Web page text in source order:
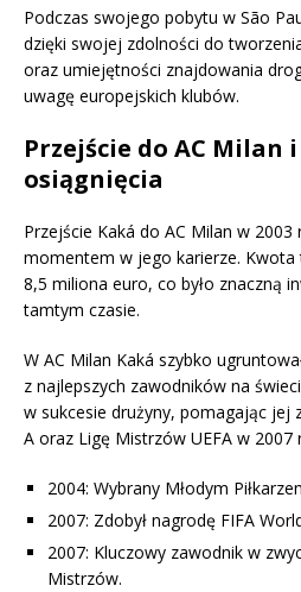
Podczas swojego pobytu w São
dzięki swojej zdolności do
oraz umiejętności znajdowania
uwagę europejskich klubów.
Przejście do AC Milan
osiągnięcia
Przejście Kaká do AC Milan w 2003
momentem w jego karierze. Kwota
8,5 miliona euro, co było znaczną
tamtym czasie.
W AC Milan Kaká szybko
z najlepszych zawodników na
w sukcesie drużyny, pomagając jej
A oraz Ligę Mistrzów UEFA w 2007
2004: Wybrany Młodym
2007: Zdobył nagrodę FIFA
2007: Kluczowy zawodnik w
Mistrzów.